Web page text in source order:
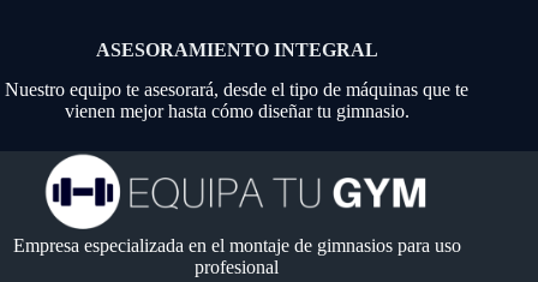
ASESORAMIENTO INTEGRAL
Nuestro equipo te asesorará, desde el tipo de máquinas que te
vienen mejor hasta cómo diseñar tu gimnasio.
Empresa especializada en el montaje de gimnasios para uso
profesional